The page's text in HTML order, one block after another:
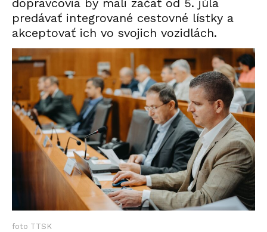
predávať integrované cestovné lístky a
akceptovať ich vo svojich vozidlách.
foto TTSK